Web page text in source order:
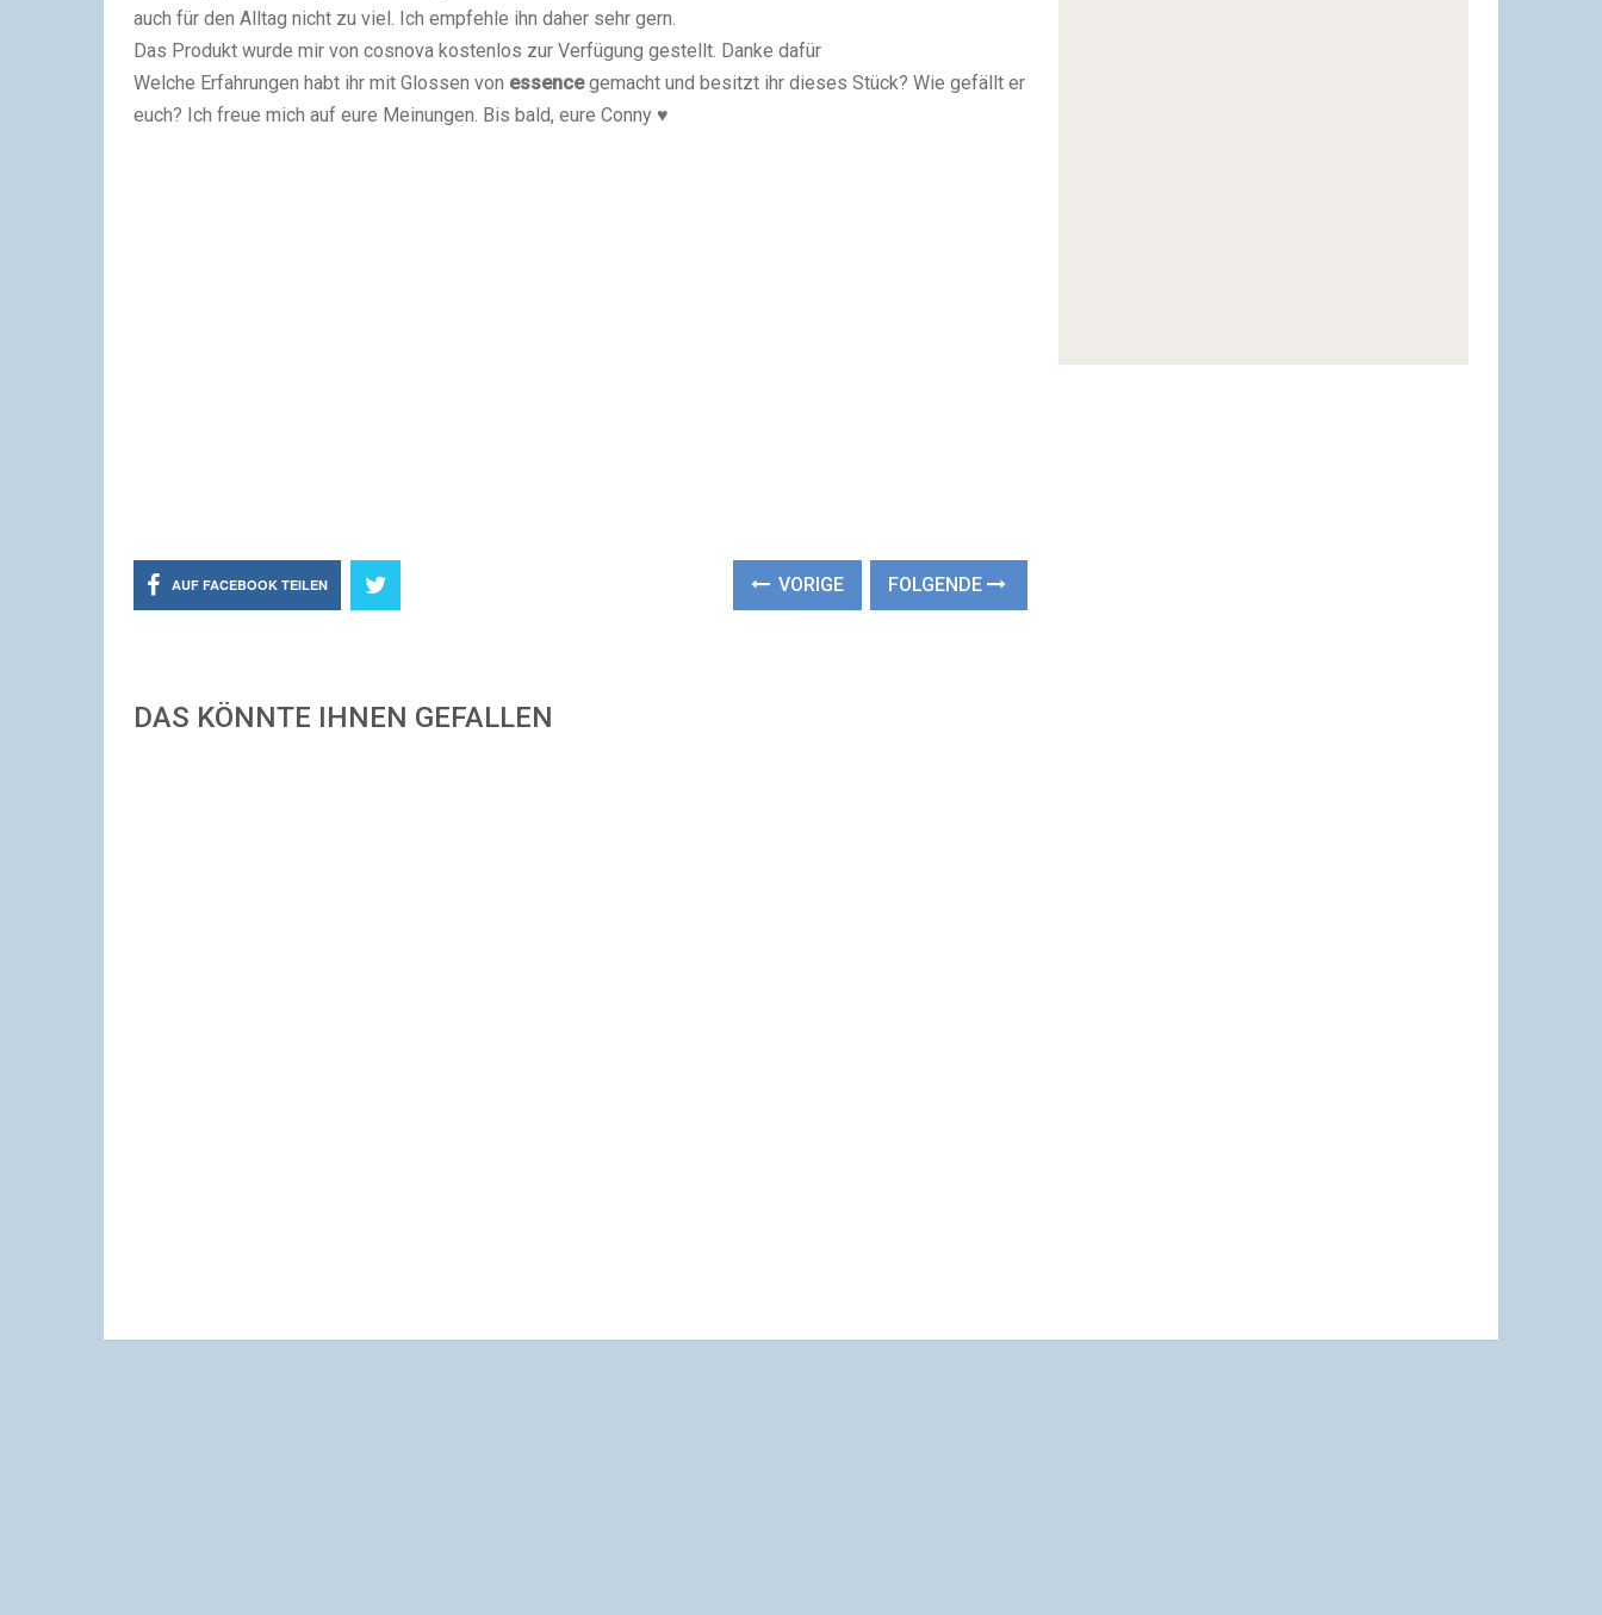
auch für den Alltag nicht zu viel. Ich empfehle ihn daher sehr gern.
Das Produkt wurde mir von cosnova kostenlos zur Verfügung gestellt. Danke dafür
Welche Erfahrungen habt ihr mit Glossen von essencegemacht und besitzt ihr dieses Stück? Wie gefällt er
euch? Ich freue mich auf eure Meinungen. Bis bald, eure Conny ♥
AUF FACEBOOK TEILEN VORIGE FOLGENDE
DAS KÖNNTE IHNEN GEFALLEN